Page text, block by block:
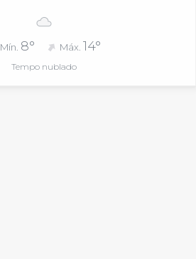
Mín. 8° Máx. 14°
Tempo nublado